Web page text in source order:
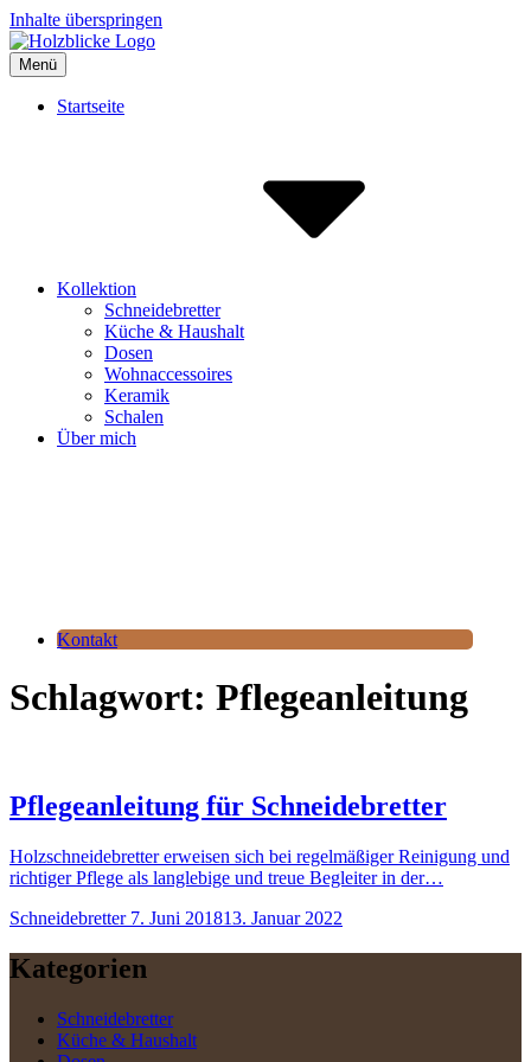
Inhalte überspringen
Holzblicke
Holz und Keramik aus Nettersheim
Menü
Startseite
Kollektion
Schneidebretter
Küche & Haushalt
Dosen
Wohnaccessoires
Keramik
Schalen
Über mich
Kontakt
Schlagwort: Pflegeanleitung
Pflegeanleitung für Schneidebretter
Holzschneidebretter erweisen sich bei regelmäßiger Reinigung und
richtiger Pflege als langlebige und treue Begleiter in der…
Schneidebretter 7. Juni 201813. Januar 2022
Kategorien
Schneidebretter
Küche & Haushalt